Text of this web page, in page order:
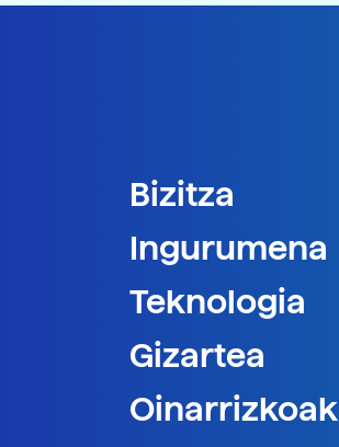
Bizitza
Ingurumena
Teknologia
Gizartea
Oinarrizkoak